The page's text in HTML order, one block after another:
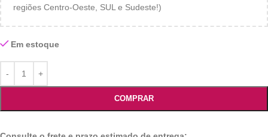
regiões Centro-Oeste, SUL e Sudeste!)
Em estoque
COMPRAR